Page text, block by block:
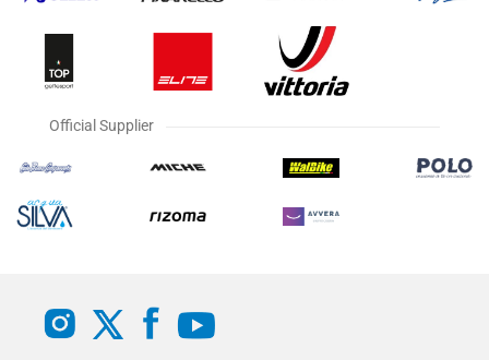
Official Supplier